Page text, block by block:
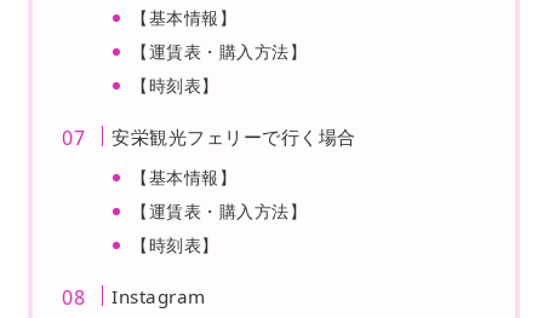
【基本情報】
【運賃表・購入方法】
【時刻表】
安栄観光フェリーで行く場合
【基本情報】
【運賃表・購入方法】
【時刻表】
Instagram